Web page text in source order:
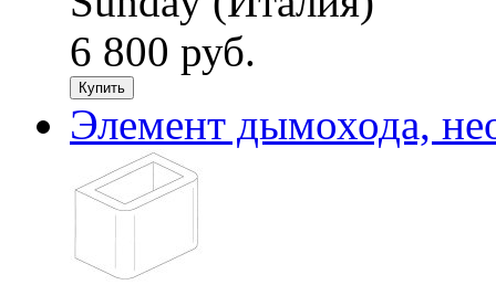
6 800 руб.
Купить
Элемент дымохода,